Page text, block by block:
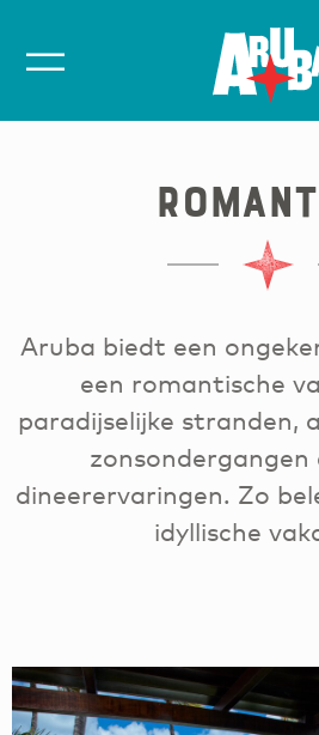
Aruba biedt een
een romantische
paradijselijke stranden,
zonsondergangen
dineerervaringen. Zo
idyllische